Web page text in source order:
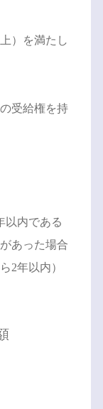
）を満たし
受給権を持
以内である
あった場合
2年以内）